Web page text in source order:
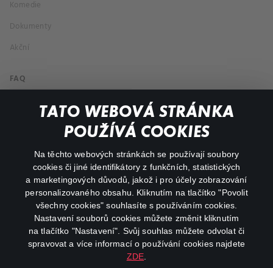
TATO WEBOVÁ STRÁNKA
POUŽÍVÁ COOKIES
Na těchto webových stránkách se používají soubory
cookies či jiné identifikátory z funkčních, statistických
a marketingových důvodů, jakož i pro účely zobrazování
personalizovaného obsahu. Kliknutím na tlačítko "Povolit
všechny cookies" souhlasíte s používáním cookies.
Nastavení souborů cookies můžete změnit kliknutím
na tlačítko "Nastavení". Svůj souhlas můžete odvolat či
spravovat a více informací o používání cookies najdete
ZDE
Komedie
Dokumenty
Akční
FAQ
Můj účet
Důležité odkazy
facebookinstagram
youtube